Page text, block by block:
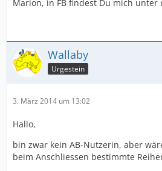
Marion, in FB findest Du mich unter
Wallaby
Urgestein
3. März 2014 um 13:02
Hallo,
bin zwar kein AB-Nutzerin, aber
beim Anschliessen bestimmte